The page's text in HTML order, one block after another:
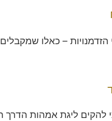
ליגת אמהות הדרך